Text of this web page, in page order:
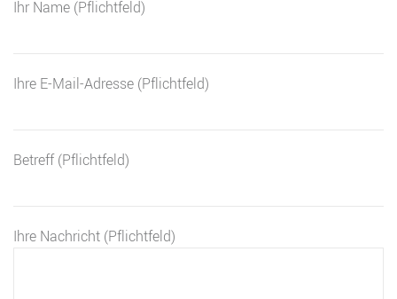
Ihr Name (Pflichtfeld)
Ihre E-Mail-Adresse (Pflichtfeld)
Betreff (Pflichtfeld)
Ihre Nachricht (Pflichtfeld)